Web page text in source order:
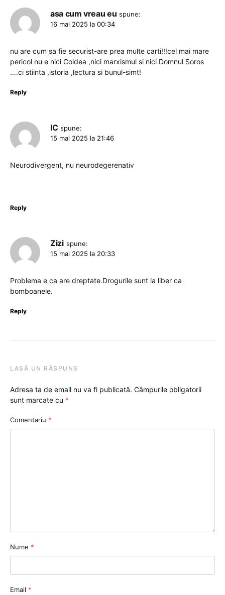
asa cum vreau eu spune:
16 mai 2025 la 00:34
nu are cum sa fie securist-are prea multe carti!!!cel mai mare
pericol nu e nici Coldea ,nici marxismul si nici Domnul Soros
….ci stiinta ,istoria ,lectura si bunul-simt!
Reply
IC spune:
15 mai 2025 la 21:46
Neurodivergent, nu neurodegerenativ
Reply
Zizi spune:
15 mai 2025 la 20:33
Problema e ca are dreptate.Drogurile sunt la liber ca
bomboanele.
Reply
LASĂ UN RĂSPUNS
Adresa ta de email nu va fi publicată. Câmpurile obligatorii
sunt marcate cu *
Comentariu *
Nume *
Email *